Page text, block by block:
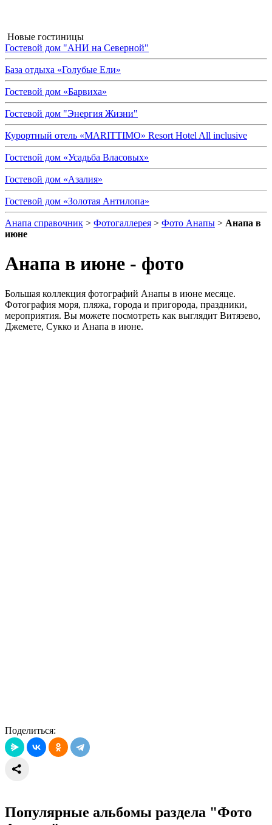
Новые гостиницы
Гостевой дом "АНИ на Северной"
База отдыха «Голубые Ели»
Гостевой дом «Барвиха»
Гостевой дом "Энергия Жизни"
Курортный отель «MARITTIMO» Resort Hotel All inclusive
Гостевой дом «Усадьба Власовых»
Гостевой дом «Азалия»
Гостевой дом «Золотая Антилопа»
Анапа справочник > Фотогаллерея > Фото Анапы > Анапа в
июне
Анапа в июне - фото
Большая коллекция фотографий Анапы в июне месяце.
Фотография моря, пляжа, города и пригорода, праздники,
мероприятия. Вы можете посмотреть как выглядит Витязево,
Джемете, Сукко и Анапа в июне.
Поделиться:
Популярные альбомы раздела "Фото